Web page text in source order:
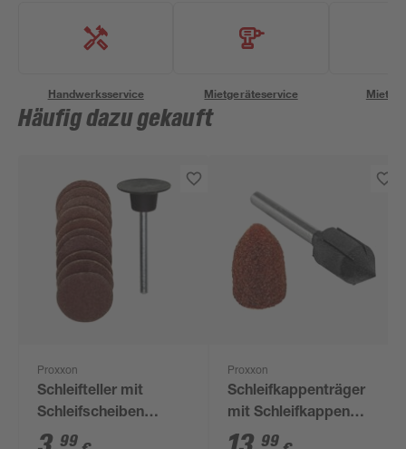
Handwerksservice Mietgeräteservice
Häufig dazu gekauft
Proxxon
Schleifteller mit
Schleifscheiben
'Micromot'
99
Proxxon
Schleifkappenträger
mit Schleifkappen
'Micromot' K80/K150
99